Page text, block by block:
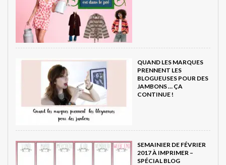
QUAND LES MARQUES
PRENNENT LES
BLOGUEUSES POUR DES
JAMBONS … ÇA
CONTINUE !
SEMAINIER DE FÉVRIER
2017 À IMPRIMER –
SPÉCIAL BLOG